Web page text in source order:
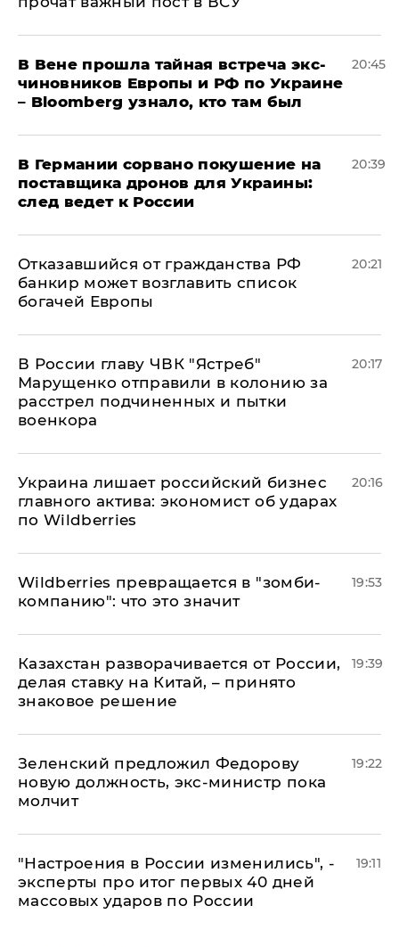
В Вене прошла тайная встреча экс-
чиновников Европы и РФ по Украине
– Bloomberg узнало, кто там был
20:45
​В Германии сорвано покушение на
поставщика дронов для Украины:
след ведет к России
20:39
Отказавшийся от гражданства РФ
банкир может возглавить список
богачей Европы
20:21
В России главу ЧВК "Ястреб"
Марущенко отправили в колонию за
расстрел подчиненных и пытки
военкора
20:17
​Украина лишает российский бизнес
главного актива: экономист об ударах
по Wildberries
20:16
Wildberries превращается в "зомби-
компанию": что это значит
19:53
Казахстан разворачивается от России,
делая ставку на Китай, – принято
знаковое решение
19:39
Зеленский предложил Федорову
новую должность, экс-министр пока
молчит
19:22
"Настроения в России изменились", -
эксперты про итог первых 40 дней
массовых ударов по России
19:11